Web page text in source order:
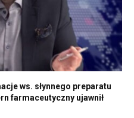
ws. słynnego preparatu
farmaceutyczny ujawnił